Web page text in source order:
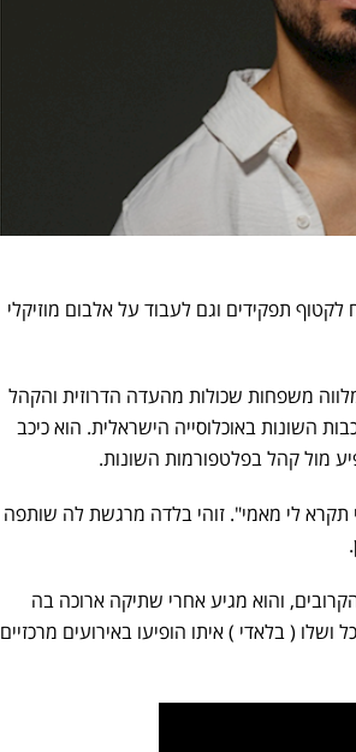
תפקידים וגם לעבוד על אלבום מוזיקלי
משפחות שכולות מהעדה הדרוזית והקהל
השונות באוכלוסייה הישראלית. הוא כיכב
מול קהל בפלטפורמות השונות.
לי מאמי". זוהי בלדה מרגשת לה שותפה
והוא מגיע אחרי שתיקה ארוכה בה
( בלאדי ) איתו הופיעו באירועים מרכזיים